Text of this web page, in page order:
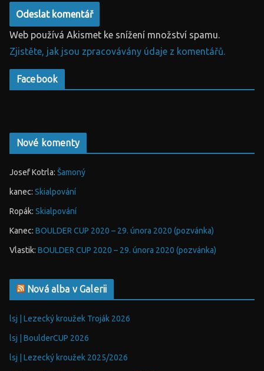
Web používá Akismet ke snížení množství spamu.
Zjistěte, jak jsou zpracovávány údaje z komentářů.
Facebook
Nové komenty
Josef Kotrla: Šamoný
kanec: Skialpování
Ropák: Skialpování
Kanec: BOULDER CUP 2020 – 29. února 2020 (pozvánka)
Vlastik: BOULDER CUP 2020 – 29. února 2020 (pozvánka)
Nová alba v Galerii
lsj | Lezecký kroužek Troják 2026
lsj | BoulderCUP 2026
lsj | Lezecký kroužek 2025/2026